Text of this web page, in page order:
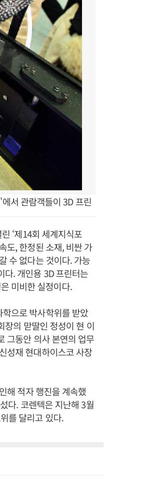
서 관람객들이 3D 프린
‘제14회 세계지식포
도, 한정된 소재, 비싼 가
수 없다는 것이다. 가능
다. 개인용 3D 프린터는
미비한 실정이다.
으로 박사학위를 받았
장의 맏딸인 정성이 현 이
그동안 의사 본연의 업무
성재 현대하이스코 사장
해 적자 행진을 계속했
다. 코렌텍은 지난해 3월
를 달리고 있다.